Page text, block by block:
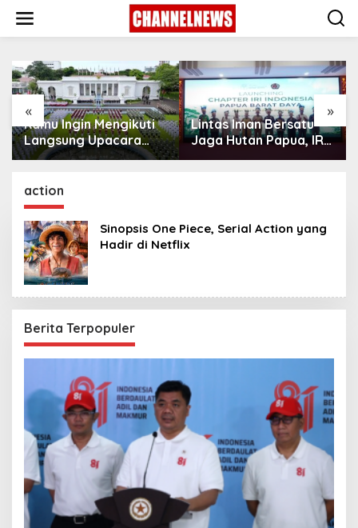
i
« »
Kamu Ingin Mengikuti
Langsung Upacara
HUT Ke-81
Istana? Ini Link
Pendaftaran Resminya
di Sini
Lintas Iman Bersatu
Jaga Hutan Papua, IRI
Indonesia Resmikan
action
Sinopsis One Piece, Serial Action yang
Hadir di Netflix
Berita Terpopuler